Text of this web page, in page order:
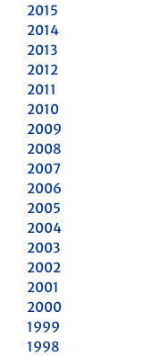
2015
2014
2013
2012
2011
2010
2009
2008
2007
2006
2005
2004
2003
2002
2001
2000
1999
1998